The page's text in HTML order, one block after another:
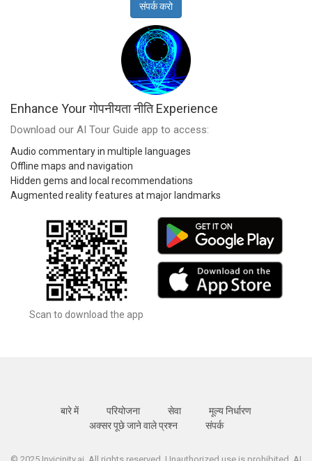
संपर्क करो
Enhance Your गोपनीयता नीति Experience
Download our AI Tour Guide app to access:
Audio commentary in multiple languages
Offline maps and navigation
Hidden gems and local recommendations
Augmented reality features at major landmarks
Scan to download the app
बारे में परियोजना सेवा
मूल्य निर्धारण
अक्सर पूछे जाने वाले प्रश्न
संपर्क